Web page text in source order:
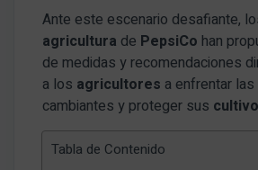
Ante este escenario desafiante,
agricultura de PepsiCo han
de medidas y recomendaciones
a los agricultores a enfrentar
cambiantes y proteger sus
Tabla de Contenido